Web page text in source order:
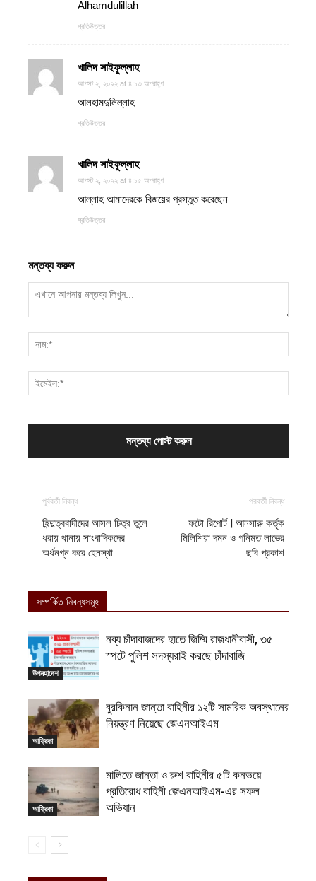
Alhamdulillah
প্রতিউত্তর
খালিদ সাইফুল্লাহ
আগস্ট ২, ২০২২ at ৪:১৩ অপরাহ্ণ
আলহামদুলিল্লাহ
প্রতিউত্তর
খালিদ সাইফুল্লাহ
আগস্ট ২, ২০২২ at ৪:১৫ অপরাহ্ণ
আল্লাহ আমাদেরকে বিজয়ের প্রস্তুত করেছেন
প্রতিউত্তর
মন্তব্য করুন
পূর্ববর্তী নিবন্ধ
হিন্দুত্ববাদীদের আসল চিত্র তুলে
ধরায় থানায় সাংবাদিকদের
অর্ধনগ্ন করে হেনস্থা
পরবর্তী নিবন্ধ
ফটো রিপোর্ট | আনসারু কর্তৃক
মিলিশিয়া দমন ও গনিমত লাভের
ছবি প্রকাশ
সম্পর্কিত নিবন্ধসমূহ
উপমহাদেশ
নব্য চাঁদাবাজদের হাতে জিম্মি রাজধানীবাসী, ৩৫
স্পটে পুলিশ সদস্যরাই করছে চাঁদাবাজি
আফ্রিকা
বুরকিনান জান্তা বাহিনীর ১২টি সামরিক অবস্থানের
নিয়ন্ত্রণ নিয়েছে জেএনআইএম
আফ্রিকা
মালিতে জান্তা ও রুশ বাহিনীর ৫টি কনভয়ে
প্রতিরোধ বাহিনী জেএনআইএম-এর সফল
অভিযান